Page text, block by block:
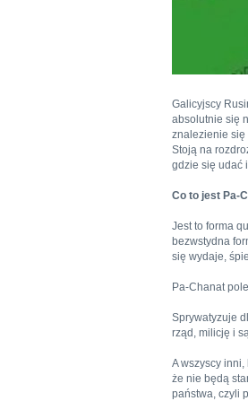
Galicyjscy
absolutnie się
znalezienie się
Stoją na
gdzie się udać
Co to jest Pa-
Jest to forma
bezwstydna
się wydaje,
Pa-Chanat
Sprywatyzuje
rząd, milicję i
A wszyscy
że nie będą
państwa, czyli